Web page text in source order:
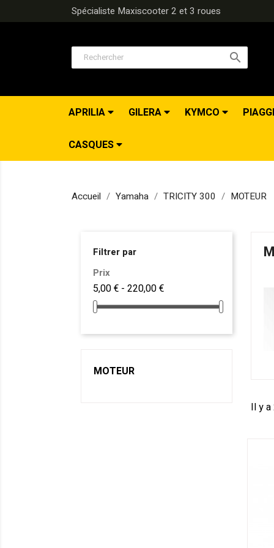
Spécialiste Maxiscooter 2 et 3 roues

APRILIA GILERA KYMCO
CASQUES
Accueil Yamaha TRICITY 300 MOTEUR
Filtrer par
Prix
5,00 € - 220,00 €
MOTEUR
Il y